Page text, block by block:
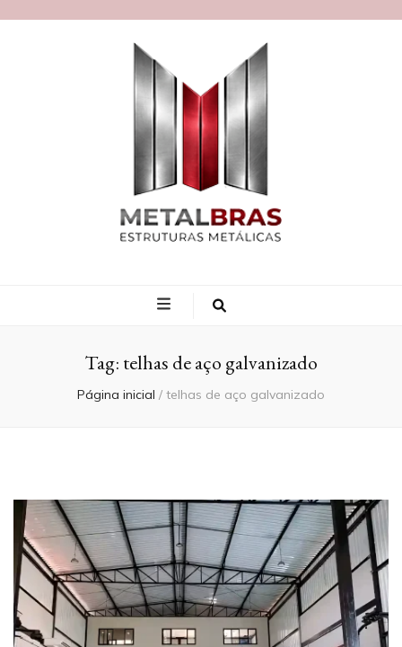
Tag: telhas de aço galvanizado
Página inicial / telhas de aço galvanizado